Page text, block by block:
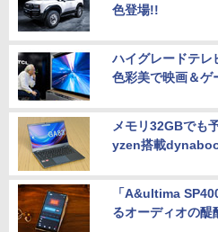
色登場!!
ハイグレードテ
色彩美で映画＆ゲ
メモリ32GBでも
yzen搭載
「A&ultima
るオーディオの醍